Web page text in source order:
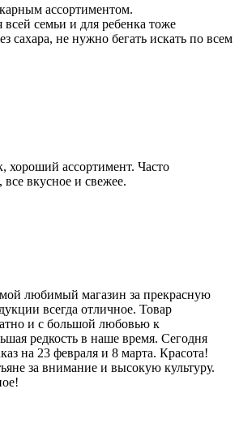
ассортиментом.
семьи и для ребенка тоже
сахара, не нужно бегать искать по всем
хороший ассортимент. Часто
вкусное и свежее.
любимый магазин за прекрасную
всегда отличное. Товар
и с большой любовью к
редкость в наше время. Сегодня
на 23 февраля и 8 марта. Красота!
за внимание и высокую культуру.